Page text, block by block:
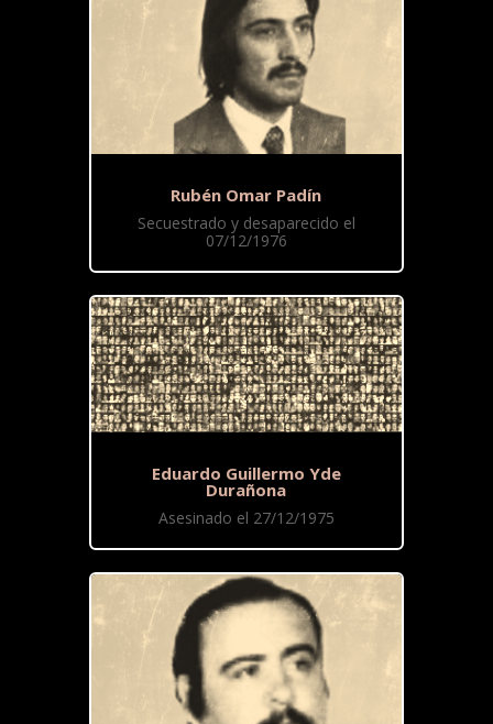
Rubén Omar Padín
Secuestrado y desaparecido el
07/12/1976
Eduardo Guillermo Yde
Durañona
Asesinado el 27/12/1975